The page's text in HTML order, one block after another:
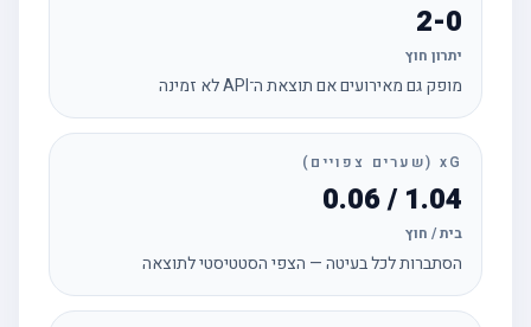
2-0
יתרון חוץ
מופק גם מאירועים אם תוצאת ה־API לא זמינה
xG (שערים צפויים)
1.04 / 0.06
בית / חוץ
הסתברות לכל בעיטה — הצפי הסטטיסטי לתוצאה